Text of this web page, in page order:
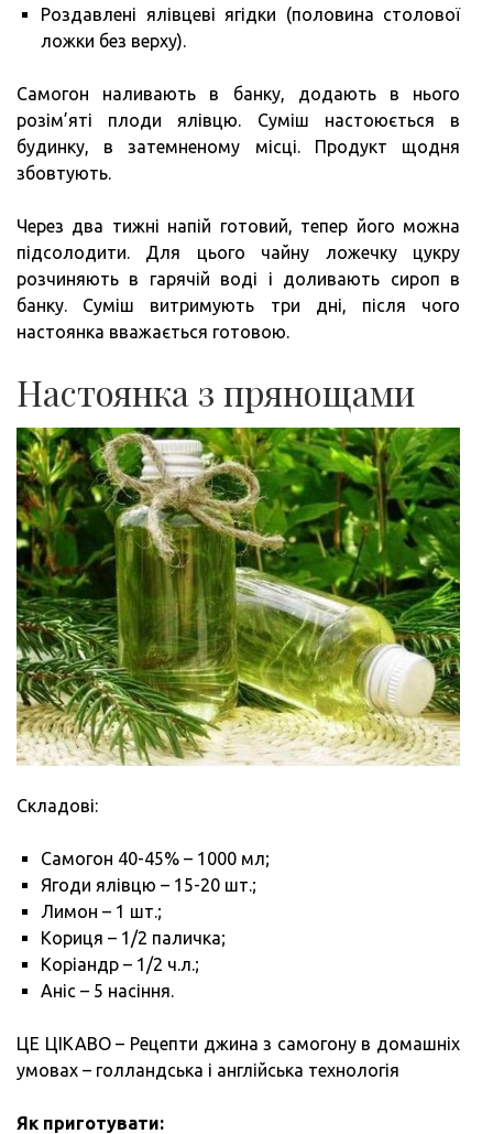
Роздавлені ялівцеві ягідки (половина столової
ложки без верху).
Самогон наливають в банку, додають в нього
розім’яті плоди ялівцю. Суміш настоюється в
будинку, в затемненому місці. Продукт щодня
збовтують.
Через два тижні напій готовий, тепер його можна
підсолодити. Для цього чайну ложечку цукру
розчиняють в гарячій воді і доливають сироп в
банку. Суміш витримують три дні, після чого
настоянка вважається готовою.
Настоянка з прянощами
Складові:
Самогон 40-45% – 1000 мл;
Ягоди ялівцю – 15-20 шт.;
Лимон – 1 шт.;
Кориця – 1/2 паличка;
Коріандр – 1/2 ч.л.;
Аніс – 5 насіння.
ЦЕ ЦІКАВО – Рецепти джина з самогону в домашніх
умовах – голландська і англійська технологія
Як приготувати: